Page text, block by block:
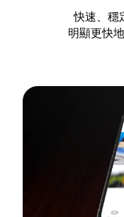
快速、穩
明顯更快